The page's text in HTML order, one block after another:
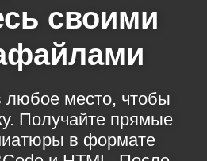
своими
любое место, чтобы
Получайте прямые
в формате